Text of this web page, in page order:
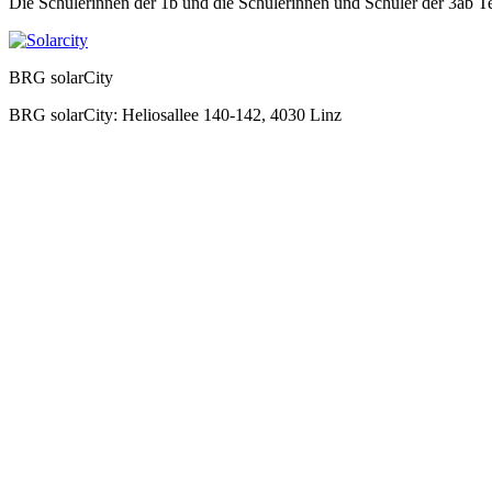
BRG solarCity
BRG solarCity: Heliosallee 140-142, 4030 Linz